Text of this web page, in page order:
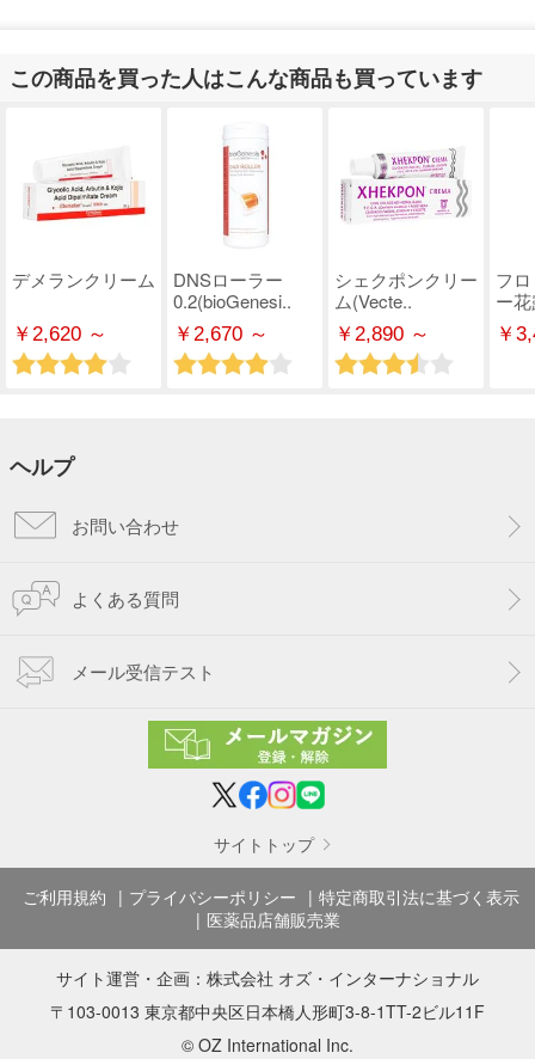
この商品を買った人はこんな商品も買っています
デメランクリーム
￥2,620 ～
DNSローラー
0.2(bioGenesi..
￥2,670 ～
シェクポンクリー
ム(Vecte..
￥2,890 ～
フ
ー
￥
ヘルプ
お問い合わせ
よくある質問
メール受信テスト
サイトトップ
ご利用規約 プライバシーポリシー
特定商取引法に基づく表示
医薬品店舗販売業
サイト運営・企画： 株式会社 オズ・インターナショナル
〒103-0013 東京都中央区日本橋人形町3-8-1TT-2ビル11F
© OZ International Inc.